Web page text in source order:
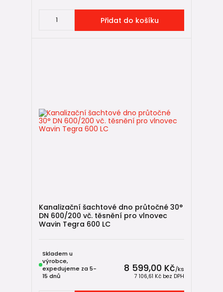
Přidat do košíku
Kanalizační šachtové dno průtočné 30°
DN 600/200 vč. těsnění pro vlnovec
Wavin Tegra 600 LC
8 599,00 Kč/ks
7 106,61 Kč bez DPH
Skladem u
výrobce,
expedujeme za 5-
15 dnů